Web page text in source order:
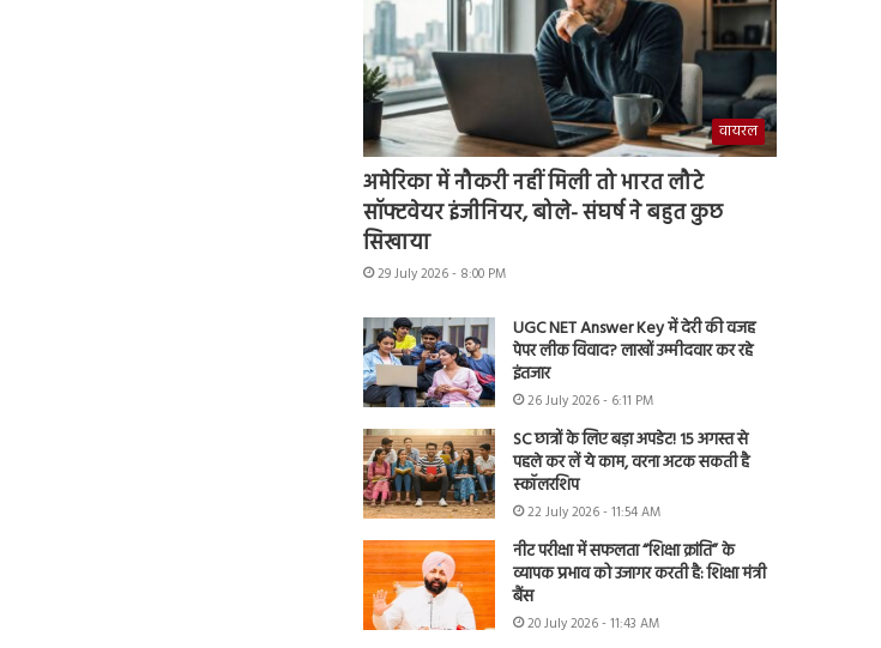
वायरल
अमेरिका में नौकरी नहीं मिली तो भारत लौटे
सॉफ्टवेयर इंजीनियर, बोले- संघर्ष ने बहुत कुछ
सिखाया
29 July 2026 - 8:00 PM
UGC NET Answer Key में देरी की वजह
पेपर लीक विवाद? लाखों उम्मीदवार कर रहे
इंतजार
26 July 2026 - 6:11 PM
SC छात्रों के लिए बड़ा अपडेट! 15 अगस्त से
पहले कर लें ये काम, वरना अटक सकती है
स्कॉलरशिप
22 July 2026 - 11:54 AM
नीट परीक्षा में सफलता “शिक्षा क्रांति” के
व्यापक प्रभाव को उजागर करती है: शिक्षा मंत्री
बैंस
20 July 2026 - 11:43 AM